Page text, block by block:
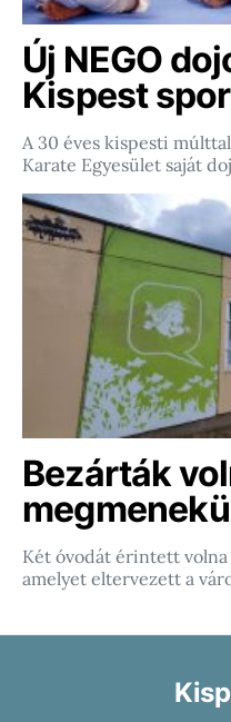
Új NEGO
Kispest
A 30 éves kispesti
Karate Egyesület saját
Bezárták
Két óvodát érintett volna
amelyet eltervezett a